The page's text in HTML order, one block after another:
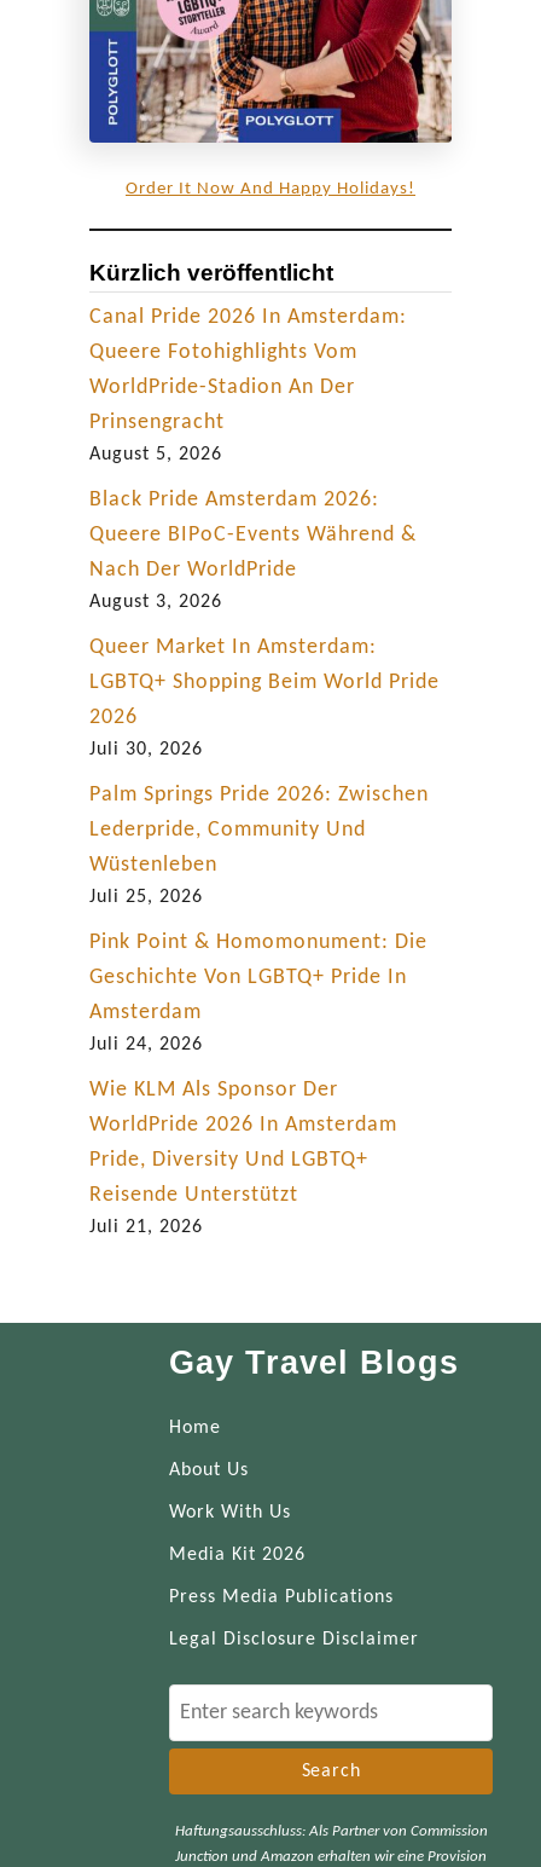
t
e
r
s
t
ü
t
Order It Now And Happy Holidays!
Kürzlich veröffentlicht
Canal Pride 2026 In Amsterdam:
Queere Fotohighlights Vom
WorldPride-Stadion An Der
Prinsengracht
August 5, 2026
Black Pride Amsterdam 2026:
Queere BIPoC-Events Während &
Nach Der WorldPride
August 3, 2026
Queer Market In Amsterdam:
LGBTQ+ Shopping Beim World Pride
2026
Juli 30, 2026
Palm Springs Pride 2026: Zwischen
Lederpride, Community Und
Wüstenleben
Juli 25, 2026
Pink Point & Homomonument: Die
Geschichte Von LGBTQ+ Pride In
Amsterdam
Juli 24, 2026
Wie KLM Als Sponsor Der
WorldPride 2026 In Amsterdam
Pride, Diversity Und LGBTQ+
Reisende Unterstützt
Juli 21, 2026
Gay Travel Blogs
Home
About Us
Work With Us
Media Kit 2026
Press Media Publications
Legal Disclosure Disclaimer
e
cHaftungsausschluss: Als Partner von Commission
Junction und Amazon erhalten wir eine Provision